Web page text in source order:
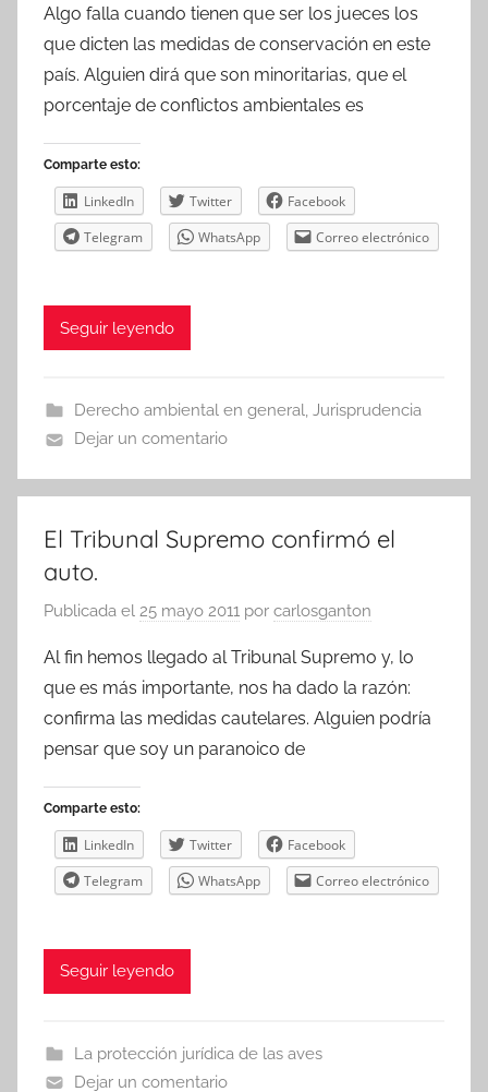
Algo falla cuando tienen que ser los jueces los
que dicten las medidas de conservación en este
país. Alguien dirá que son minoritarias, que el
porcentaje de conflictos ambientales es
Comparte esto:
LinkedIn Twitter
Facebook
Telegram
WhatsApp Correo electrónico
Seguir leyendo
Derecho ambiental en general, Jurisprudencia
Dejar un comentario
El Tribunal Supremo confirmó el
auto.
Publicada el 25 mayo 2011 por carlosganton
Al fin hemos llegado al Tribunal Supremo y, lo
que es más importante, nos ha dado la razón:
confirma las medidas cautelares. Alguien podría
pensar que soy un paranoico de
Comparte esto:
LinkedIn Twitter
Facebook
Telegram
WhatsApp Correo electrónico
Seguir leyendo
La protección jurídica de las aves
Dejar un comentario